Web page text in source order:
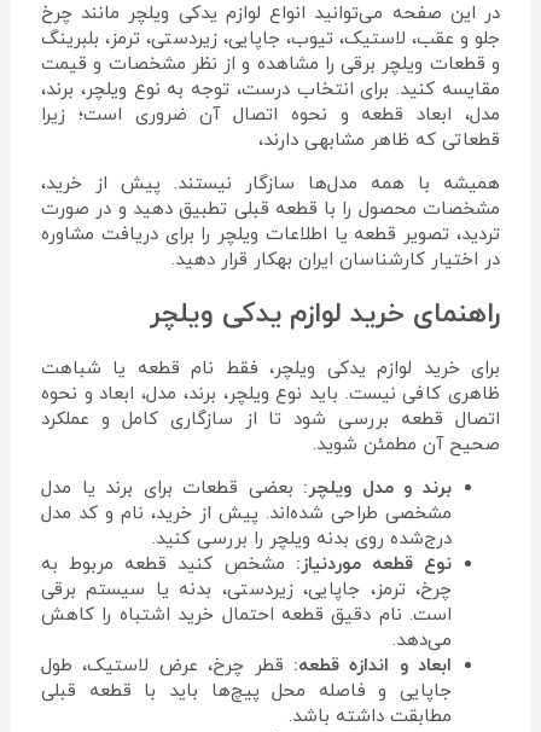
در این صفحه می‌توانید انواع لوازم یدکی ویلچر مانند چرخ
جلو و عقب، لاستیک، تیوب، جاپایی، زیردستی، ترمز، بلبرینگ
و قطعات ویلچر برقی را مشاهده و از نظر مشخصات و قیمت
مقایسه کنید. برای انتخاب درست، توجه به نوع ویلچر، برند،
مدل، ابعاد قطعه و نحوه اتصال آن ضروری است؛ زیرا
قطعاتی که ظاهر مشابهی دارند،
همیشه با همه مدل‌ها سازگار نیستند. پیش از خرید،
مشخصات محصول را با قطعه قبلی تطبیق دهید و در صورت
تردید، تصویر قطعه یا اطلاعات ویلچر را برای دریافت مشاوره
در اختیار کارشناسان ایران بهکار قرار دهید.
راهنمای خرید لوازم یدکی ویلچر
برای خرید لوازم یدکی ویلچر، فقط نام قطعه یا شباهت
ظاهری کافی نیست. باید نوع ویلچر، برند، مدل، ابعاد و نحوه
اتصال قطعه بررسی شود تا از سازگاری کامل و عملکرد
صحیح آن مطمئن شوید.
برند و مدل ویلچر: بعضی قطعات برای برند یا مدل
مشخصی طراحی شده‌اند. پیش از خرید، نام و کد مدل
درج‌شده روی بدنه ویلچر را بررسی کنید.
نوع قطعه موردنیاز: مشخص کنید قطعه مربوط به
چرخ، ترمز، جاپایی، زیردستی، بدنه یا سیستم برقی
است. نام دقیق قطعه احتمال خرید اشتباه را کاهش
می‌دهد.
ابعاد و اندازه قطعه: قطر چرخ، عرض لاستیک، طول
جاپایی و فاصله محل پیچ‌ها باید با قطعه قبلی
مطابقت داشته باشد.